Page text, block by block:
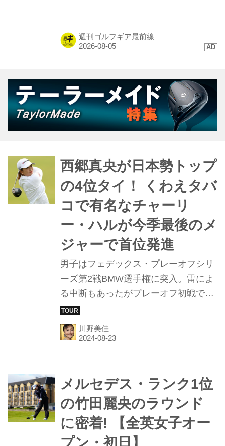
ンで発揮された、縦距離の精度と最新
週刊ゴルフギア最前線
西郷真央が日本勢トップ
の4位タイ！ くわえタバ
コで有名なチャーリ
ー・ハルが今季最後のメ
ジャーで首位発進
男子はフェデックス・プレーオフシリ
ーズ第2戦BMW選手権に突入。雷によ
る中断もあったがプレーオフ初戦で劇
的な優勝を飾った松山英樹が好調を維
持。17番終了時点で暫定2位につけ連
勝も夢ではない。いっぽう女子は今季
本人が参戦している。ゴルフの故郷セ
ントアンドリュース・オールドC（ス
コットランド）を舞台に難コンディシ
ョンに見舞われた初日、ルーキー・オ
ブ・ザ・イヤー本命の西郷真央が好ス
川野美佳
メルセデス・ランク1位
の竹田麗央のラウンド
に密着! 【全英女子オー
プン・初日】